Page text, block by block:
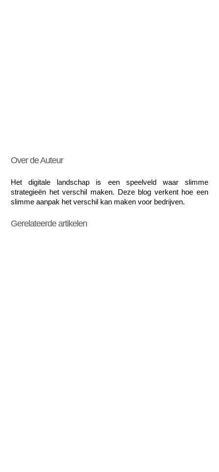
Over de Auteur
Het digitale landschap is een speelveld waar slimme
strategieën het verschil maken. Deze blog verkent hoe een
slimme aanpak het verschil kan maken voor bedrijven.
Gerelateerde artikelen